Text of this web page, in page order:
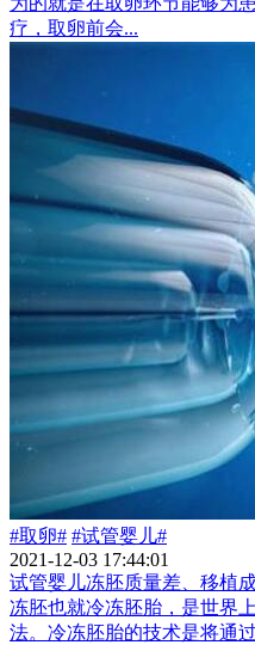
疗，取卵前会...
#取卵# #试管婴儿#
2021-12-03 17:44:01
试管婴儿冻胚质量差、移植
冻胚也就冷冻胚胎，是世界
法。冷冻胚胎的技术是将通